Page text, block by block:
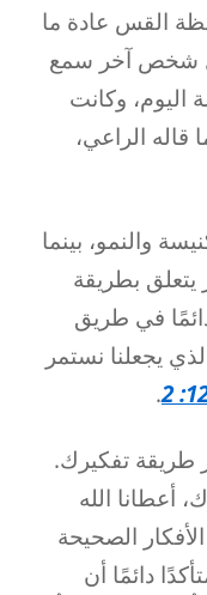
القس عادة ما
شخص آخر سمع
اليوم، وكانت
قاله الراعي،
والنمو، بينما
يتعلق بطريقة
في طريق
يجعلنا نستمر
.
طريقة تفكيرك.
أعطانا الله
الصحيحة
دائمًا أن